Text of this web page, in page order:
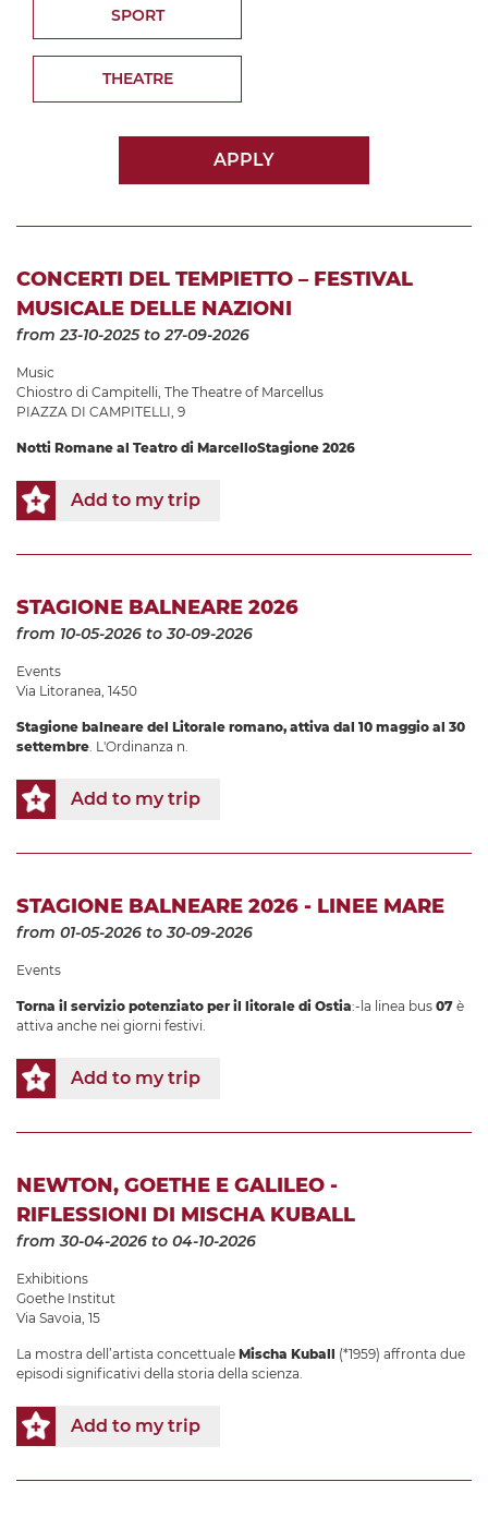
SPORT
THEATRE
APPLY
CONCERTI DEL TEMPIETTO – FESTIVAL
MUSICALE DELLE NAZIONI
from 23-10-2025to 27-09-2026
Music
Chiostro di Campitelli, The Theatre of Marcellus
PIAZZA DI CAMPITELLI, 9
Notti Romane al Teatro di MarcelloStagione 2026
Add to my trip
STAGIONE BALNEARE 2026
from 10-05-2026 to 30-09-2026
Events
Via Litoranea, 1450
Stagione balneare del Litorale romano, attiva dal 10 maggio al 30
settembre. L'Ordinanza n.
Add to my trip
STAGIONE BALNEARE 2026 - LINEE MARE
from 01-05-2026 to 30-09-2026
Events
Torna il servizio potenziato per il litorale di Ostia:-la linea bus 07 è
attiva anche nei giorni festivi.
Add to my trip
NEWTON, GOETHE E GALILEO -
RIFLESSIONI DI MISCHA KUBALL
from 30-04-2026 to 04-10-2026
Exhibitions
Goethe Institut
Via Savoia, 15
La mostra dell’artista concettuale Mischa Kuball (*1959) affronta due
episodi significativi della storia della scienza.
Add to my trip